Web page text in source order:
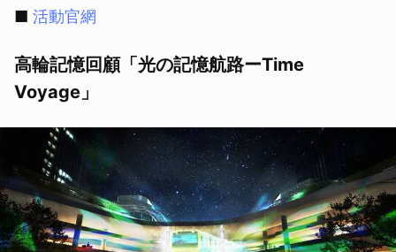
■ 活動官網
高輪記憶回顧「光の記憶航路ーTime
Voyage」